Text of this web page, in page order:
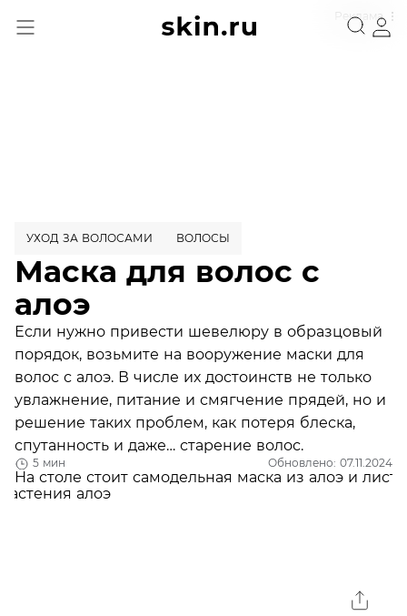
Реклама
5 мин Обновлено: 07.11.2024
УХОД ЗА ВОЛОСАМИ ВОЛОСЫ
Маска для волос с
алоэ
Если нужно привести шевелюру в образцовый
порядок, возьмите на вооружение маски для
волос с алоэ. В числе их достоинств не только
увлажнение, питание и смягчение прядей, но и
решение таких проблем, как потеря блеска,
спутанность и даже… старение волос.